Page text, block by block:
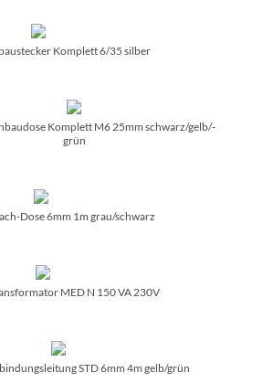
Komplett 6/­35 silber
Komplett M6 25mm schwarz/­gelb/­
grün
Dose 6mm 1m grau/­schwarz
MED N 150 VA 230V
STD 6mm 4m gelb/­grün